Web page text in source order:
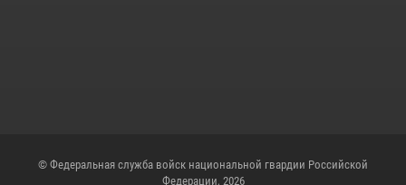
© Федеральная служба войск национальной гвардии Российской
Федерации, 2026